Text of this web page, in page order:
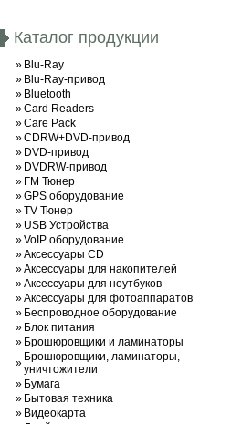
Каталог продукции
» Blu-Ray
» Blu-Ray-привод
» Bluetooth
»Card Readers
»Care Pack
»CDRW+DVD-привод
» DVD-привод
» DVDRW-привод
» FM Тюнер
»GPS оборудование
»TV Тюнер
» USB Устройства
»VoIP оборудование
»Аксессуары CD
»Аксессуары для накопителей
»Аксессуары для ноутбуков
»Аксессуары для фотоаппаратов
» Беспроводное оборудование
» Блок питания
» Брошюровщики и ламинаторы
» Брошюровщики, ламинаторы,
уничтожители
» Бумага
» Бытовая техника
» Видеокарта